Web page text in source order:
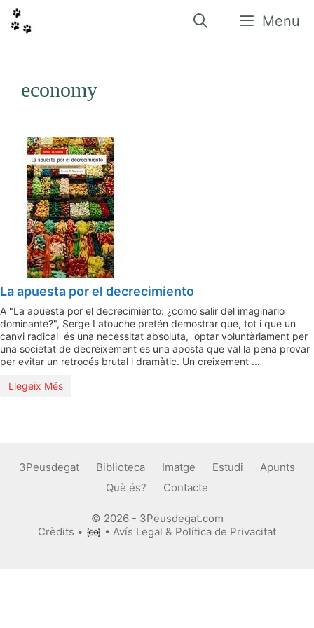
contingut
Menu
economy
La apuesta por el decrecimiento
A "La apuesta por el decrecimiento: ¿como salir del imaginario
dominante?", Serge Latouche pretén demostrar que, tot i que un
canvi radical és una necessitat absoluta, optar voluntàriament per
una societat de decreixement es una aposta que val la pena provar
per evitar un retrocés brutal i dramàtic. Un creixement ...
Llegeix Més
3Peusdegat Biblioteca Imatge Estudi
Apunts
Què és?
Contacte
© 2026 - 3Peusdegat.com
Crèdits • •Avís Legal & Política de Privacitat